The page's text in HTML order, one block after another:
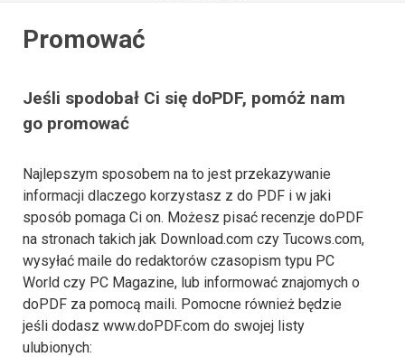
Promować
Jeśli spodobał Ci się doPDF, pomóż nam
go promować
Najlepszym sposobem na to jest przekazywanie
informacji dlaczego korzystasz z do PDF i w jaki
sposób pomaga Ci on. Możesz pisać recenzje doPDF
na stronach takich jak Download.com czy Tucows.com,
wysyłać maile do redaktorów czasopism typu PC
World czy PC Magazine, lub informować znajomych o
doPDF za pomocą maili. Pomocne również będzie
jeśli dodasz www.doPDF.com do swojej listy
ulubionych: